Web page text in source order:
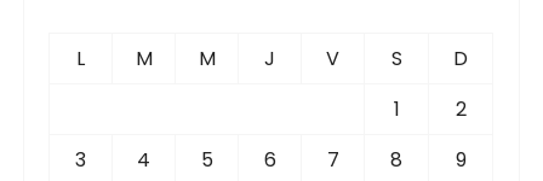
L M M J V S
D
1
2
3
4 5 6 7 8
9